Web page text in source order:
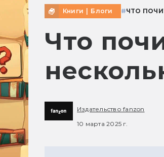
Книги Блоги #ЧТО
Что
Издательство fanzon
10 марта 2025 г.